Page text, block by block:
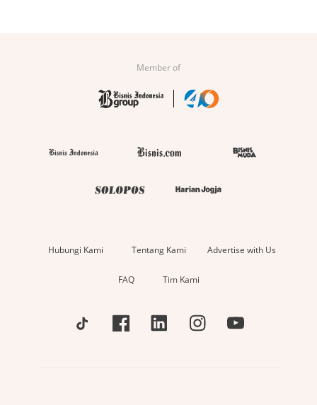
Member of
Hubungi Kami Tentang Kami Advertise with Us
FAQ Tim Kami